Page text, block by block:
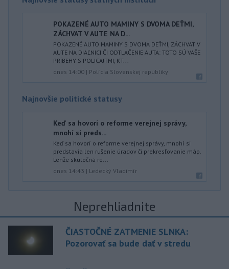
POKAZENÉ AUTO MAMINY S DVOMA DEŤMI,
ZÁCHVAT V AUTE NA D...
POKAZENÉ AUTO MAMINY S DVOMA DEŤMI, ZÁCHVAT V
AUTE NA DIAĽNICI ČI ODTLAČENIE AUTA: TOTO SÚ VAŠE
PRÍBEHY S POLICAJTMI, KT...
dnes 14:00 | Polícia Slovenskej republiky
Najnovšie politické statusy
Keď sa hovorí o reforme verejnej správy,
mnohí si preds...
Keď sa hovorí o reforme verejnej správy, mnohí si
predstavia len rušenie úradov či prekresľovanie máp.
Lenže skutočná re...
dnes 14:43 | Ledecký Vladimír
Neprehliadnite
ČIASTOČNÉ ZATMENIE SLNKA:
Pozorovať sa bude dať v stredu